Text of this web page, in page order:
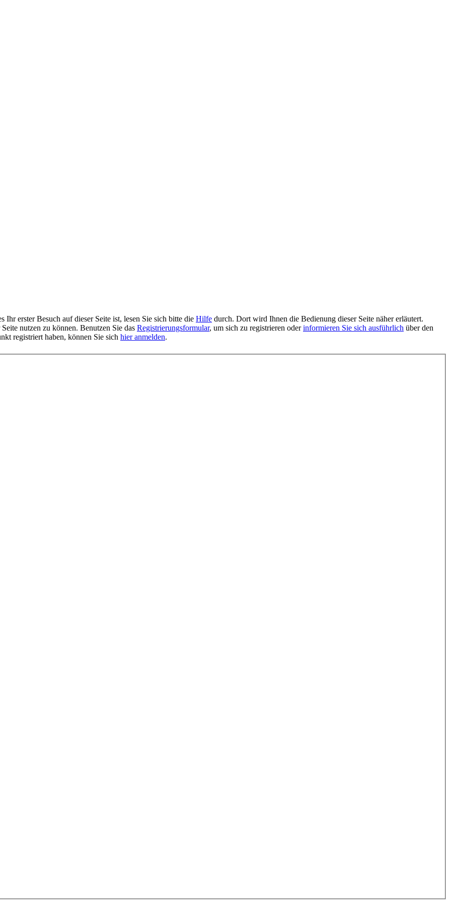
erster Besuch auf dieser Seite ist, lesen Sie sich bitte die Hilfe durch. Dort wird Ihnen die Bedienung dieser Seite näher erläutert.
nutzen zu können. Benutzen Sie das Registrierungsformular, um sich zu registrieren oderinformieren Sie sich ausführlich über den
registriert haben, können Sie sich hier anmelden.